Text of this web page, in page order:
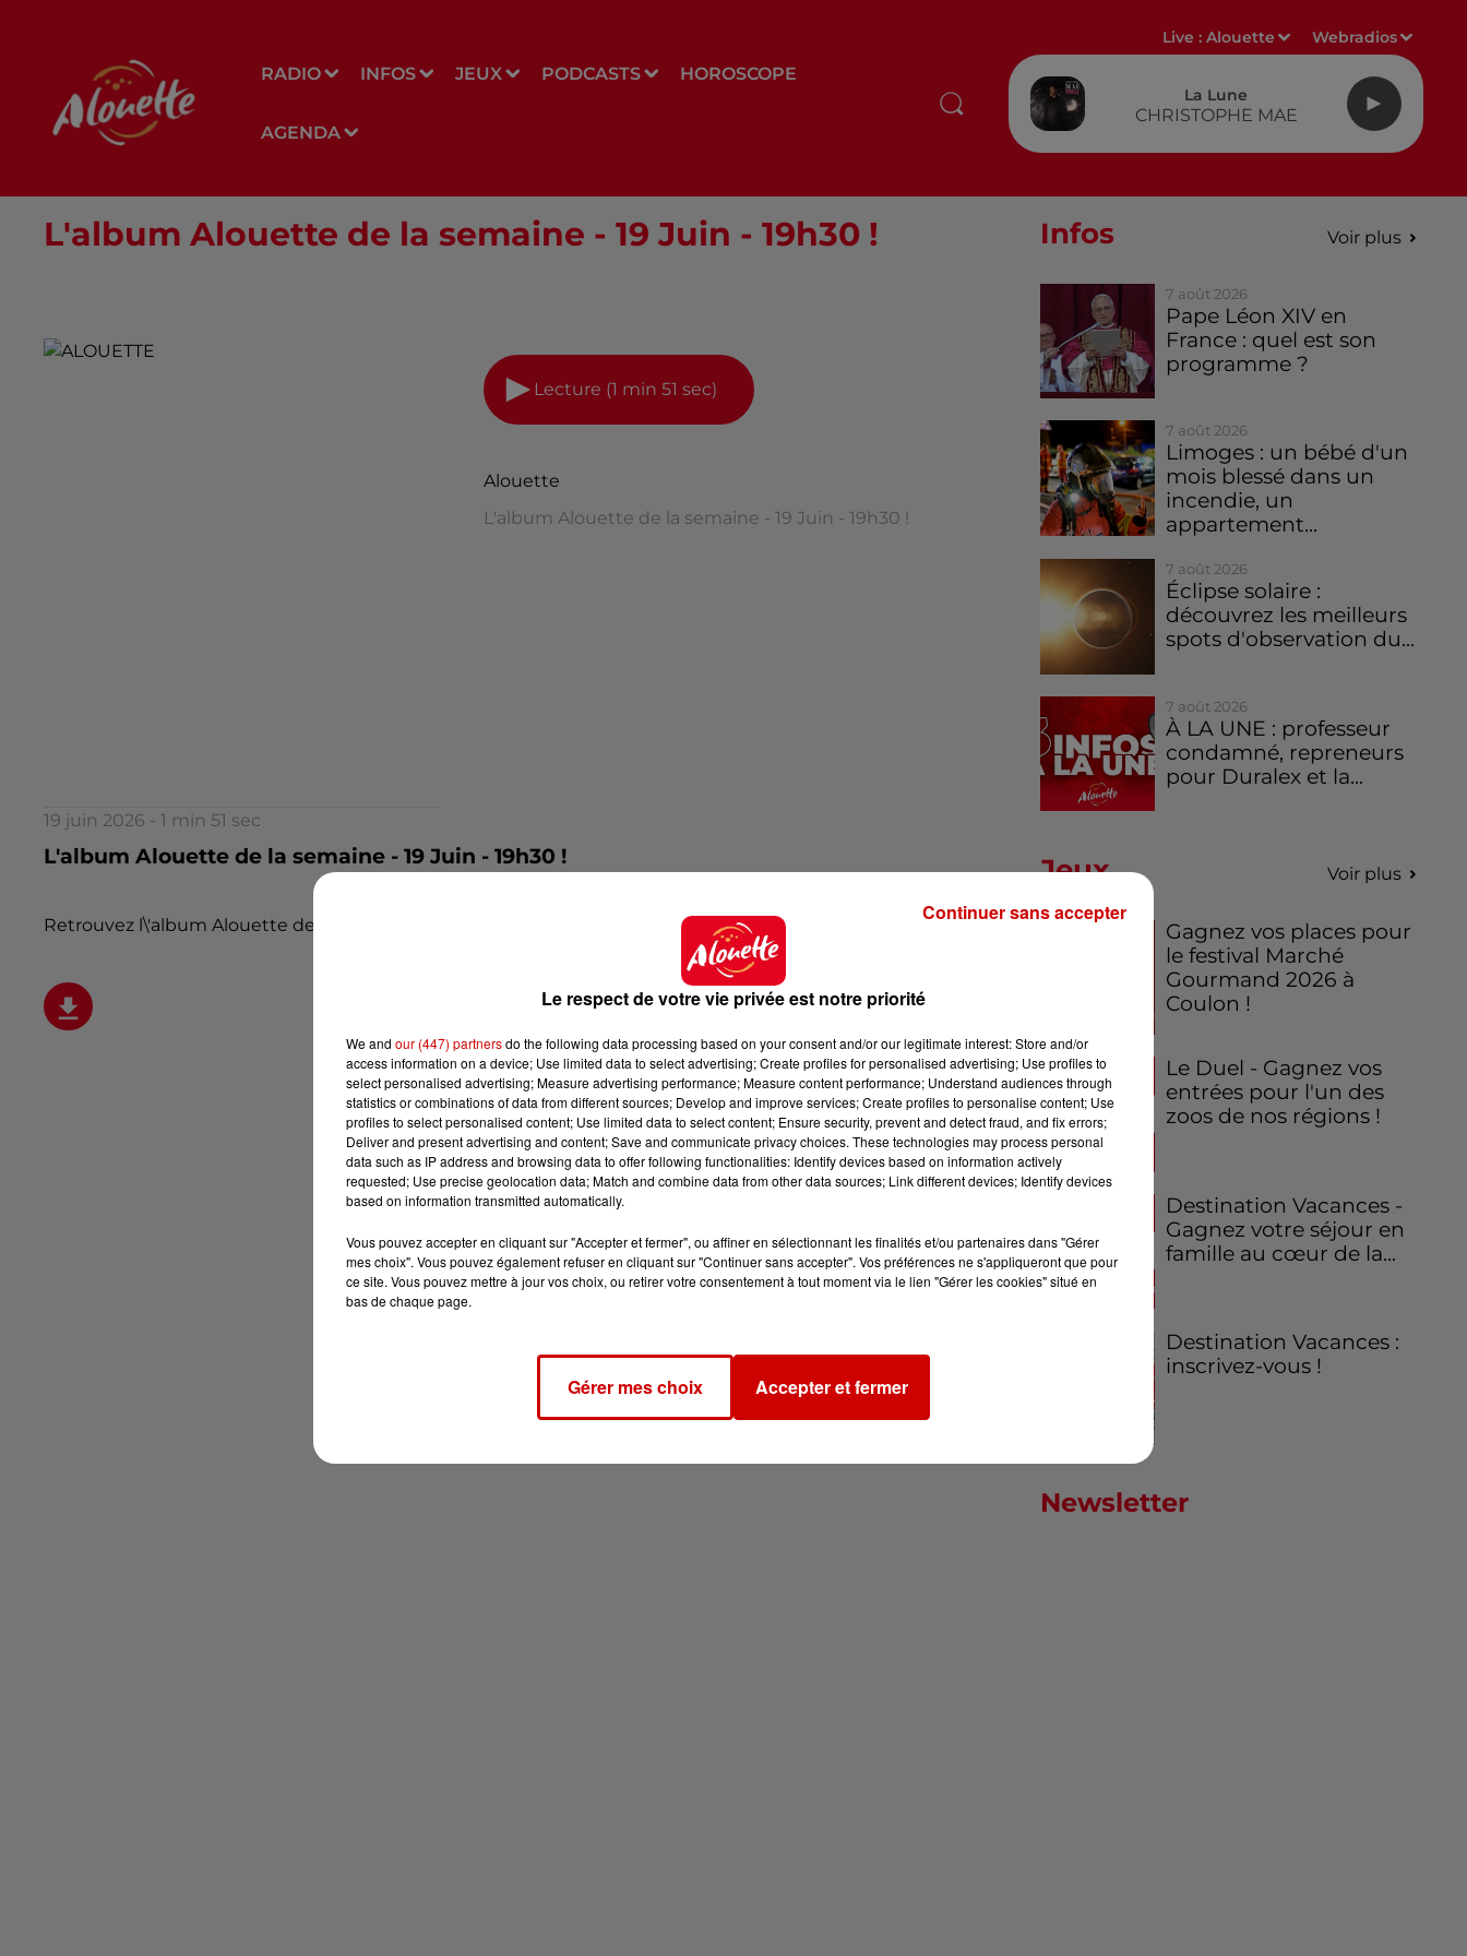
RADIO INFOS JEUX PODCASTS HOROSCOPE
AGENDA
Live :Alouette Webradios
La Lune
CHRISTOPHE MAE
L'album Alouette de la semaine - 19 Juin - 19h30 !
Lecture (1 min 51 sec)
Alouette
L'album Alouette de la semaine - 19 Juin - 19h30 !
19 juin 2026 - 1 min 51 sec
L'album Alouette de la semaine - 19 Juin - 19h30 !
Retrouvez l\'album Alouette de la semaine !!
Infos Voir plus
7 août 2026
Pape Léon XIV en
France : quel est son
programme ?
7 août 2026
Limoges : un bébé d'un
mois blessé dans un
incendie, un
appartement...
7 août 2026
Éclipse solaire :
découvrez les meilleurs
spots d'observation du...
7 août 2026
À LA UNE : professeur
condamné, repreneurs
pour Duralex et la...
Jeux Voir plus
Gagnez vos places pour
le festival Marché
Gourmand 2026 à
Coulon !
Le Duel - Gagnez vos
entrées pour l'un des
zoos de nos régions !
Destination Vacances -
Gagnez votre séjour en
famille au cœur de la...
Destination Vacances :
inscrivez-vous !
Newsletter
Le respect de votre vie privée est notre priorité
We and our (447) partnersdo the following data processing based on your consent and/or our legitimate interest: Store and/or
access information on a device; Use limited data to select advertising; Create profiles for personalised advertising; Use profiles to
select personalised advertising; Measure advertising performance; Measure content performance; Understand audiences through
statistics or combinations of data from different sources; Develop and improve services; Create profiles to personalise content; Use
profiles to select personalised content; Use limited data to select content; Ensure security, prevent and detect fraud, and fix errors;
Deliver and present advertising and content; Save and communicate privacy choices. These technologies may process personal
data such as IP address and browsing data to offer following functionalities: Identify devices based on information actively
requested; Use precise geolocation data; Match and combine data from other data sources; Link different devices; Identify devices
based on information transmitted automatically.
Vous pouvez accepter en cliquant sur "Accepter et fermer", ou affiner en sélectionnant les finalités et/ou partenaires dans "Gérer
mes choix". Vous pouvez également refuser en cliquant sur "Continuer sans accepter". Vos préférences ne s'appliqueront que pour
ce site. Vous pouvez mettre à jour vos choix, ou retirer votre consentement à tout moment via le lien "Gérer les cookies" situé en
bas de chaque page.
Gérer mes choix Accepter et fermer
Continuer sans accepter